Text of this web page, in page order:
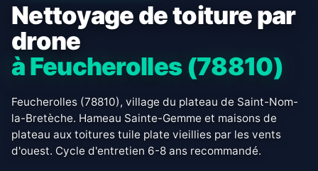
Nettoyage de toiture par
drone
à Feucherolles (78810)
Feucherolles (78810), village du plateau de Saint-Nom-
la-Bretèche. Hameau Sainte-Gemme et maisons de
plateau aux toitures tuile plate vieillies par les vents
d'ouest. Cycle d'entretien 6-8 ans recommandé.